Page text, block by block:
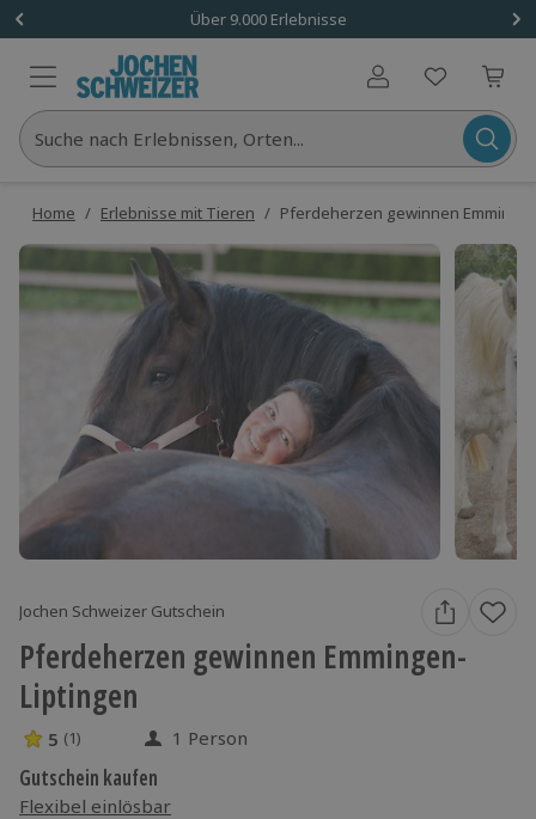
Über 9.000 Erlebnisse
Benutzerkonto
Suche nach Erlebnissen, Orten...
Home / Erlebnisse mit Tieren / Pferdeherzen gewinnen
Jochen Schweizer Gutschein
Pferdeherzen gewinnen Emmingen-
Liptingen
5 Sterne von 5 aus 1 Bewertungen
5 (1) 1 Person
Gutschein kaufen
Flexibel einlösbar